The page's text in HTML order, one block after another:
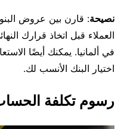
نصيحة: قارن بين عروض
العملاء قبل اتخاذ قرارك
في ألمانيا. يمكنك أيضًا
اختيار البنك الأنسب لك.
رسوم تكلفة الحساب